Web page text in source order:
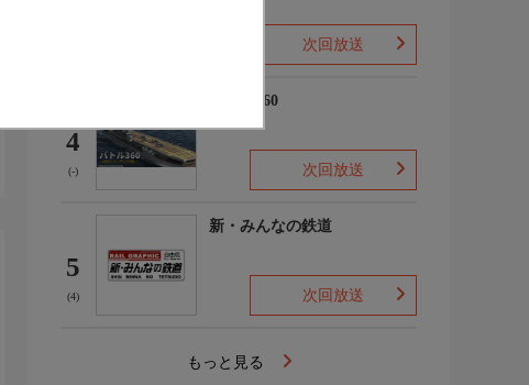
次回放送
4
(-)
バトル360
次回放送
5
(4)
新・みんなの鉄道
次回放送
もっと見る